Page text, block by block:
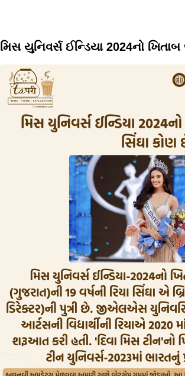
મિસ યુનિવર્સ ઈન્ડિયા 2024નો